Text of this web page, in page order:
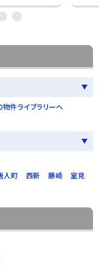
件ライブラリーへ
人町 西新 藤崎
室見